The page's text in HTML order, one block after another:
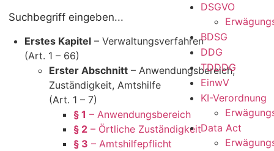
DSGVO
BDSG
DDG
TDDDG
EinwV
KI-Verordnung
Data Act
Erstes Kapitel – Verwaltungsverfahren
(Art. 1 – 66)
Erster Abschnitt – Anwendungsbereich,
Zuständigkeit, Amtshilfe
(Art. 1 – 7)
§ 1 – Anwendungsbereich
§ 2 – Örtliche Zuständigkeit
§ 3 – Amtshilfepflicht